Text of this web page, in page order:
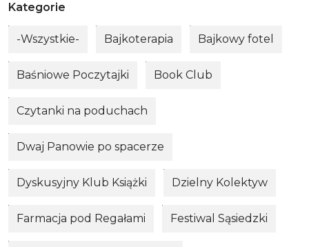
Kategorie
-Wszystkie- Bajkoterapia Bajkowy fotel
Baśniowe Poczytajki Book Club
Czytanki na poduchach
Dwaj Panowie po spacerze
Dyskusyjny Klub Książki Dzielny Kolektyw
Farmacja pod Regałami Festiwal Sąsiedzki